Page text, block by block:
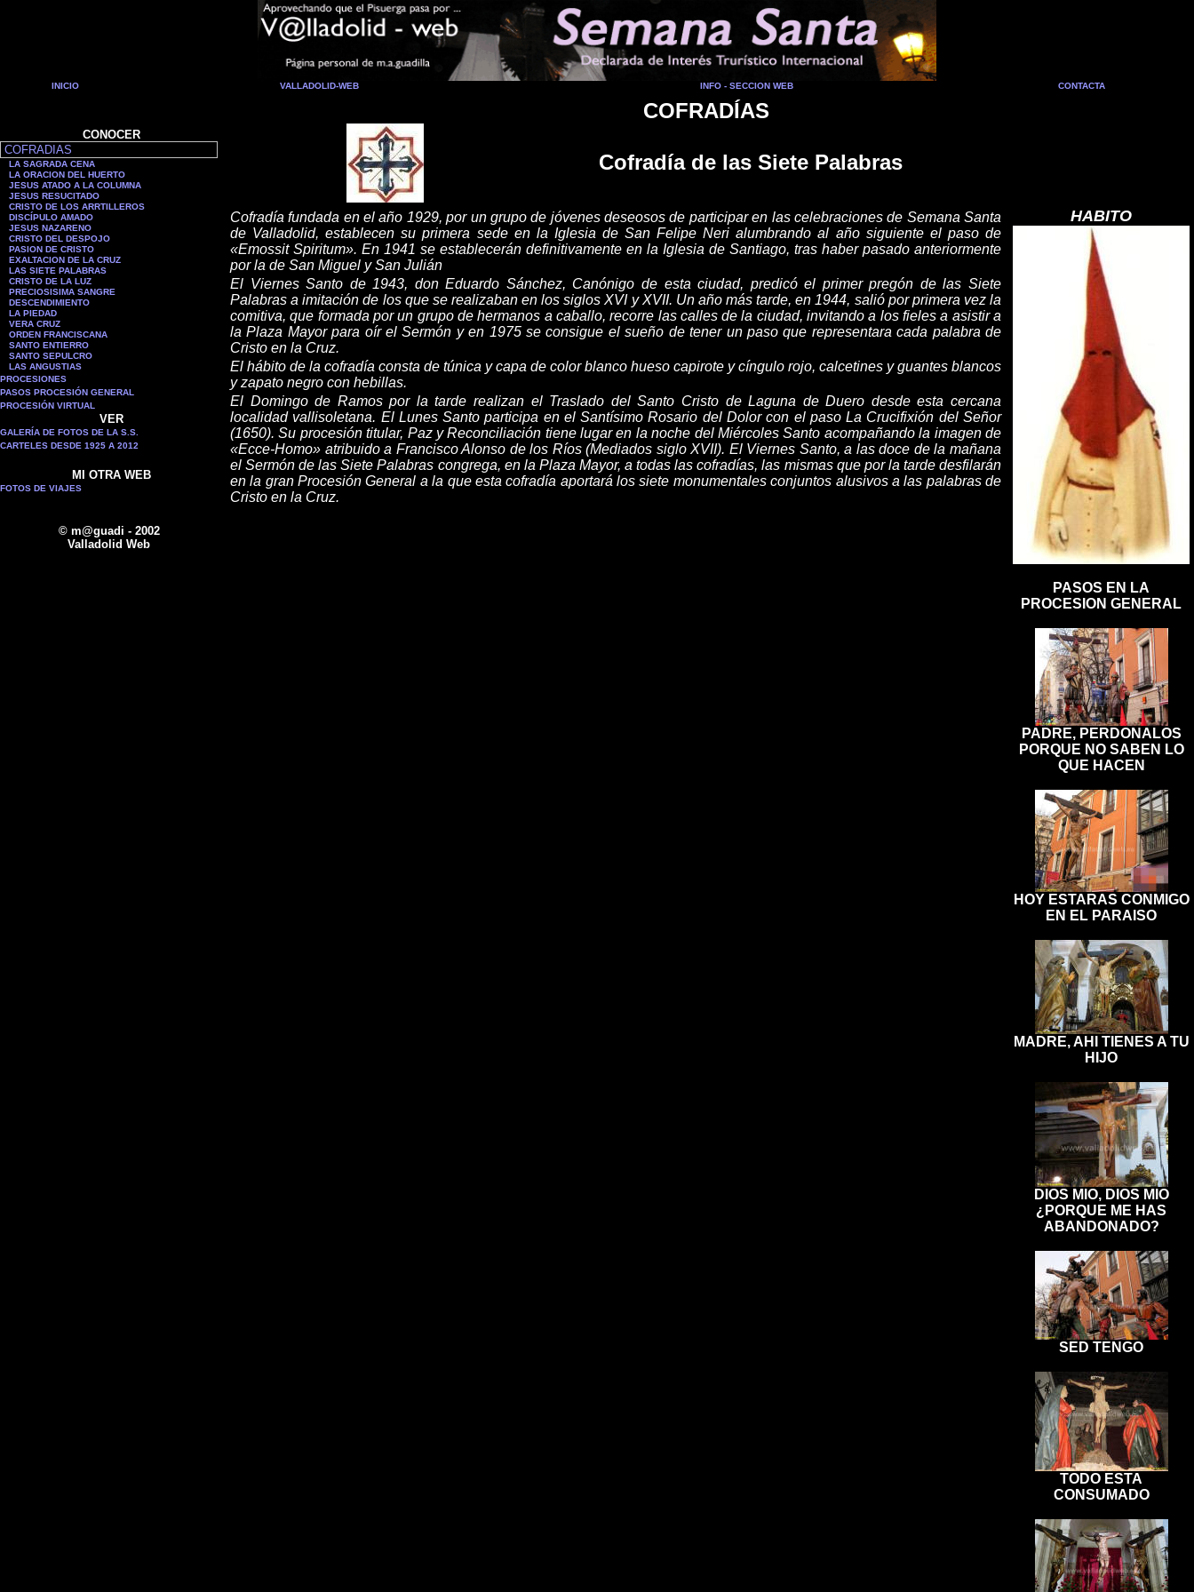
INICIO VALLADOLID-WEB INFO - SECCION WEB CONTACTA
CONOCER
COFRADIAS
LA SAGRADA CENA
LA ORACION DEL HUERTO
JESUS ATADO A LA COLUMNA
JESUS RESUCITADO
CRISTO DE LOS ARRTILLEROS
DISCÍPULO AMADO
JESUS NAZARENO
CRISTO DEL DESPOJO
PASION DE CRISTO
EXALTACION DE LA CRUZ
LAS SIETE PALABRAS
CRISTO DE LA LUZ
PRECIOSISIMA SANGRE
DESCENDIMIENTO
LA PIEDAD
VERA CRUZ
ORDEN FRANCISCANA
SANTO ENTIERRO
SANTO SEPULCRO
LAS ANGUSTIAS
PROCESIONES
PASOS PROCESIÓN GENERAL
PROCESIÓN VIRTUAL
VER
GALERÍA DE FOTOS DE LA S.S.
CARTELES DESDE 1925 A 2012
MI OTRA WEB
FOTOS DE VIAJES
© m@guadi - 2002
Valladolid Web
COFRADÍAS
Cofradía de las Siete Palabras
Cofradía fundada en el año 1929, por un grupo de jóvenes deseosos de participar en las celebraciones de Semana Santa
de Valladolid, establecen su primera sede en la Iglesia de San Felipe Neri alumbrando al año siguiente el paso de
«Emossit Spiritum». En 1941 se establecerán definitivamente en la Iglesia de Santiago, tras haber pasado anteriormente
por la de San Miguel y San Julián
El Viernes Santo de 1943, don Eduardo Sánchez, Canónigo de esta ciudad, predicó el primer pregón de las Siete
Palabras a imitación de los que serealizaban en los siglos XVI y XVII. Un año más tarde, en 1944, saliópor primera vezla
comitiva, que formada por un grupo de hermanos a caballo, recorre las calles de la ciudad, invitando a los fieles a asistira
la Plaza Mayor para oír el Sermón y en 1975 se consigue el sueño de tener un paso que representara cada palabra de
Cristo en la Cruz.
El hábito de la cofradía consta de túnica y capa de color blanco hueso capirote y cíngulo rojo, calcetines y guantes blancos
y zapato negro con hebillas.
El Domingode Ramos por la tarde realizan el Traslado del Santo Cristo de Laguna de Duero desde esta cercana
localidad vallisoletana. El Lunes Santo participa en el Santísimo Rosario del Dolor con el paso La Crucifixión del Señor
(1650). Su procesión titular, Paz y Reconciliación tiene lugar en la noche del Miércoles Santo acompañando la imagen de
«Ecce-Homo» atribuido a Francisco Alonso de los Ríos (Mediados siglo XVII). El Viernes Santo, a las doce de la mañana
el Sermón de las Siete Palabras congrega, en la Plaza Mayor,a todas las cofradías, las mismas que por la tarde desfilarán
en la gran Procesión General a la que esta cofradía aportará los siete monumentales conjuntos alusivos a las palabras de
Cristo en la Cruz.
HABITO
PASOS EN LA
PROCESION GENERAL
PADRE, PERDONALOS
PORQUE NO SABEN LO
QUE HACEN
HOY ESTARAS CONMIGO
EN EL PARAISO
MADRE, AHI TIENES A TU
HIJO
DIOS MIO, DIOS MIO
¿PORQUE ME HAS
ABANDONADO?
SED TENGO
TODO ESTA
CONSUMADO